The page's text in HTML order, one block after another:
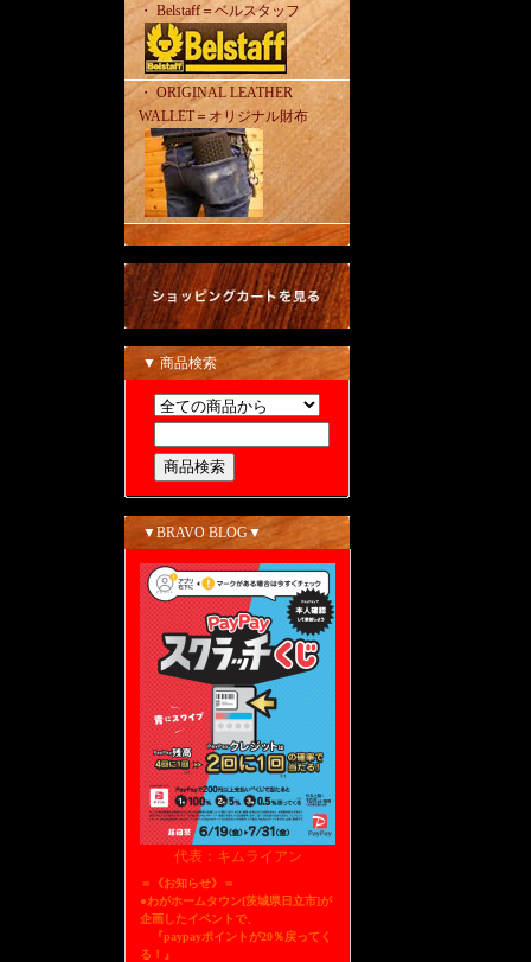
・ Belstaff＝ベルスタッフ
・ ORIGINAL LEATHER
WALLET＝オリジナル財布
▼ 商品検索
▼BRAVO BLOG▼
代表：キムライアン
＝《お知らせ》＝
●わがホームタウン[茨城県日立市]が
企画したイベントで、
『paypayポイントが20％戻ってく
る！』